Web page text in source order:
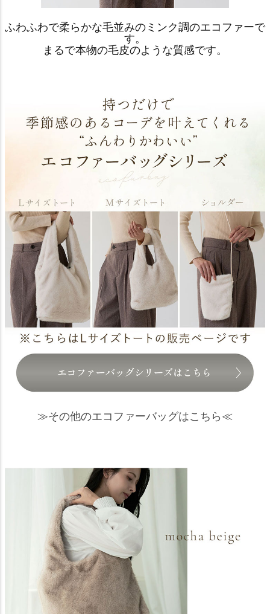
ふわふわで柔らかな毛並みのミンク調のエコファーで
す。
まるで本物の毛皮のような質感です。
≫その他のエコファーバッグはこちら≪